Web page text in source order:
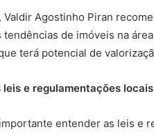
Valdir Agostinho Piran
tendências de imóveis na
terá potencial de
leis e regulamentações locais
entender as leis e